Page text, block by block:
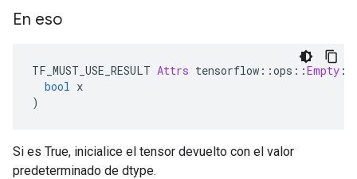
En eso
TF_MUST_USE_RESULT Attrs tensorflow ::ops ::Empty ::
bool x
)
Si es True, inicialice el tensor devuelto con el valor
predeterminado de dtype.